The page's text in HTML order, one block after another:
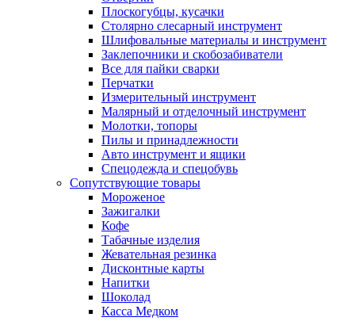
Плоскогубцы, кусачки
Столярно слесарный инструмент
Шлифовальные материалы и инструмент
Заклепочники и скобозабиватели
Все для пайки сварки
Перчатки
Измерительный инструмент
Малярный и отделочный инструмент
Молотки, топоры
Пилы и принадлежности
Авто инструмент и ящики
Спецодежда и спецобувь
Сопутствующие товары
Мороженое
Зажигалки
Кофе
Табачные изделия
Жевательная резинка
Дисконтные карты
Напитки
Шоколад
Касса Медком